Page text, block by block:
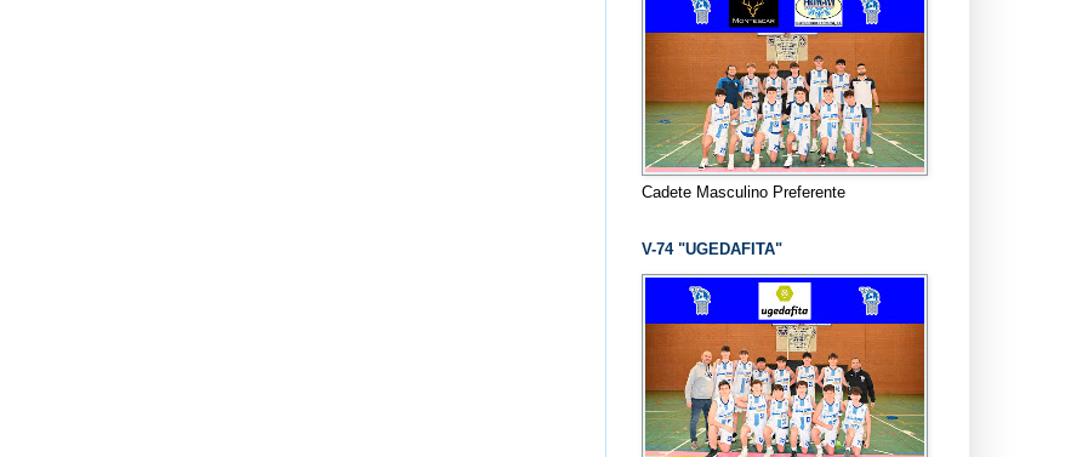
Cadete Masculino Preferente
V-74 "UGEDAFITA"